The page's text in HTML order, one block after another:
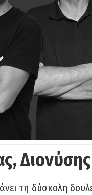
τη δύσκολη